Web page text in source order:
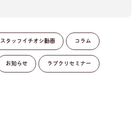
スタッフイチオシ動画 コラム
お知らせ ラプクリセミナー